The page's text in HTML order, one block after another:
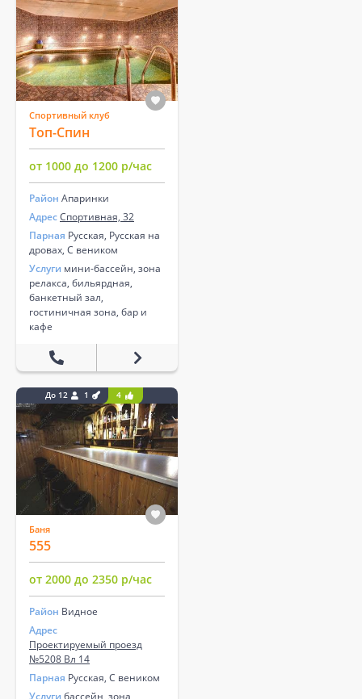
Спортивный клуб
Топ-Спин
от 1000 до 1200 р/час
Район Апаринки
АдресСпортивная, 32
Парная Русская, Русская на
дровах, С веником
Услуги мини-бассейн, зона
релакса, бильярдная,
банкетный зал,
гостиничная зона, бар и
кафе
До 12 1 4
Баня
555
от 2000 до 2350 р/час
Район Видное
Адрес
Проектируемый проезд
№5208 Вл 14
Парная Русская, С веником